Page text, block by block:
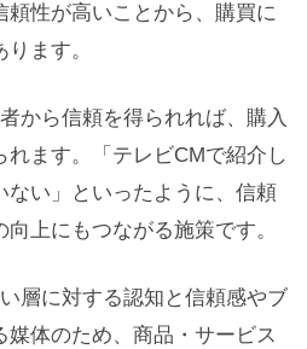
頼性が高いことから、購買に
ます。
から信頼を得られれば、購入
れます。「テレビCMで紹介し
ない」といったように、信頼
上にもつながる施策です。
層に対する認知と信頼感やブ
媒体のため、商品・サービス